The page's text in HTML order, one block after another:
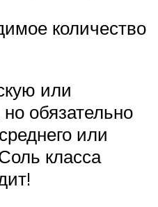
количество
или
обязательно
или
класса